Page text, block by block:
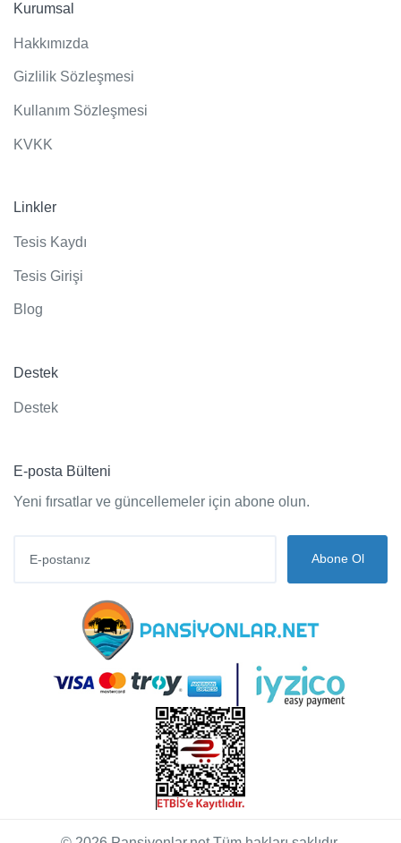
Kurumsal
Hakkımızda
Gizlilik Sözleşmesi
Kullanım Sözleşmesi
KVKK
Linkler
Tesis Kaydı
Tesis Girişi
Blog
Destek
Destek
E-posta Bülteni
Yeni fırsatlar ve güncellemeler için abone olun.
Abone Ol